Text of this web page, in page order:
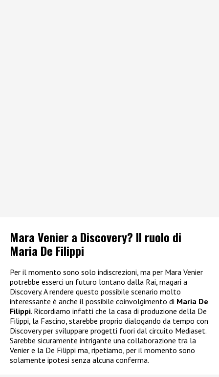
Mara Venier a Discovery? Il ruolo di
Maria De Filippi
Per il momento sono solo indiscrezioni, ma per Mara Venier
potrebbe esserci un futuro lontano dalla Rai, magari a
Discovery. A rendere questo possibile scenario molto
interessante è anche il possibile coinvolgimento di Maria De
Filippi. Ricordiamo infatti che la casa di produzione della De
Filippi, la Fascino, starebbe proprio dialogando da tempo con
Discovery per sviluppare progetti fuori dal circuito Mediaset.
Sarebbe sicuramente intrigante una collaborazione tra la
Venier e la De Filippi ma, ripetiamo, per il momento sono
solamente ipotesi senza alcuna conferma.